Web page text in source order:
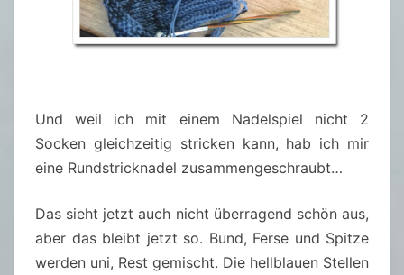
Und weil ich mit einem Nadelspiel nicht 2
Socken gleichzeitig stricken kann, hab ich mir
eine Rundstricknadel zusammengeschraubt…
Das sieht jetzt auch nicht überragend schön aus,
aber das bleibt jetzt so. Bund, Ferse und Spitze
werden uni, Rest gemischt. Die hellblauen Stellen